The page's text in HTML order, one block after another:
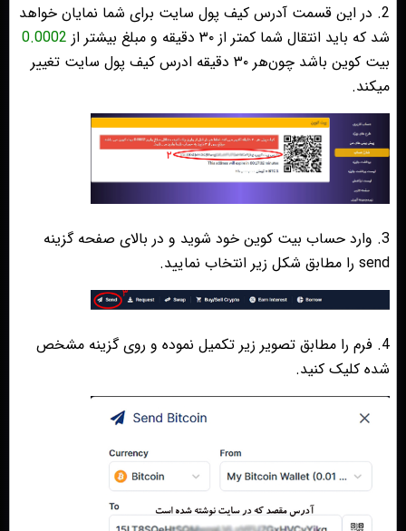
2. در این قسمت آدرس کیف پول سایت برای شما نمایان خواهد
شد که باید انتقال شما کمتر از ۳۰ دقیقه و مبلغ بیشتر از
0.0002
بیت کوین باشد چون‌هر ۳۰ دقیقه ادرس کیف ‌پول سایت تغییر
میکند.
3. وارد حساب بیت کوین خود شوید و در بالای صفحه گزینه
send را مطابق شکل زیر انتخاب نمایید.
4. فرم را مطابق تصویر زیر تکمیل نموده و روی گزینه مشخص
شده کلیک کنید.